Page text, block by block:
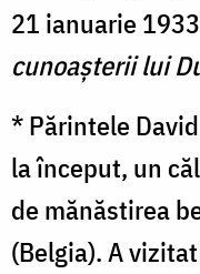
21 ianuarie
cunoaşterii lui
* Părintele
la început, un
de mănăstirea
(Belgia). A